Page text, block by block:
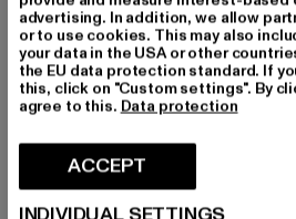
advertising. In addition, we allow
or to use cookies. This may also
your data in the USA or other
the EU data protection standard. If
this, click on "Custom settings". By
agree to this. Data protection
ACCEPT